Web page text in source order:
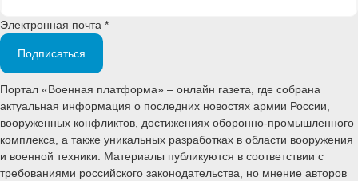
Электронная почта *
Подписаться
Портал «Военная платформа» – онлайн газета, где собрана
актуальная информация о последних новостях армии России,
вооруженных конфликтов, достижениях оборонно-промышленного
комплекса, а также уникальных разработках в области вооружения
и военной техники. Материалы публикуются в соответствии с
требованиями российского законодательства, но мнение авторов